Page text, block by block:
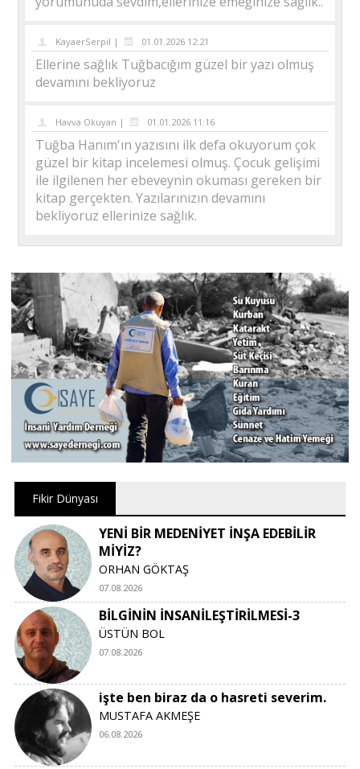
KayaerSerpil | 01.01.2026 12:21
Ellerine sağlık Tuğbacığım güzel bir yazı olmuş
devamını bekliyoruz
Havva Okuyan | 01.01.2026 11:16
Tuğba Hanım'ın yazısını ilk defa okuyorum çok
güzel bir kitap incelemesi olmuş. Çocuk gelişimi
ile ilgilenen her ebeveynin okuması gereken bir
kitap gerçekten. Yazılarınızın devamını
bekliyoruz ellerinize sağlık.
Fikir Dünyası
YENİ BİR MEDENİYET İNŞA EDEBİLİR
MİYİZ?
ORHAN GÖKTAŞ
07.08.2026
BİLGİNİN İNSANİLEŞTİRİLMESİ-3
ÜSTÜN BOL
07.08.2026
işte ben biraz da o hasreti severim.
MUSTAFA AKMEŞE
06.08.2026